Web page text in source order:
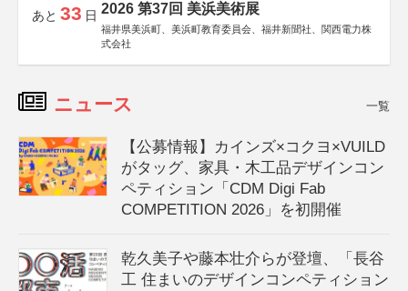
あと 33 日 2026 第37回 美浜美術展
福井県美浜町、美浜町教育委員会、福井新聞社、関西電力株
式会社
ニュース 一覧
【公募情報】カインズ×コクヨ×VUILD
がタッグ、家具・木工品デザインコン
ペティション「CDM Digi Fab
COMPETITION 2026」を初開催
乾久美子や藤本壮介らが登壇、「長谷
工 住まいのデザインコンペティション